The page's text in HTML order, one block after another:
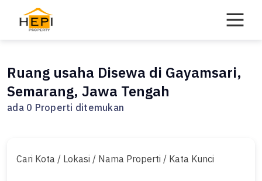
content
Ruang usaha Disewa di Gayamsari,
Semarang, Jawa Tengah
ada 0 Properti ditemukan
Cari Kota / Lokasi / Nama Properti / Kata Kunci